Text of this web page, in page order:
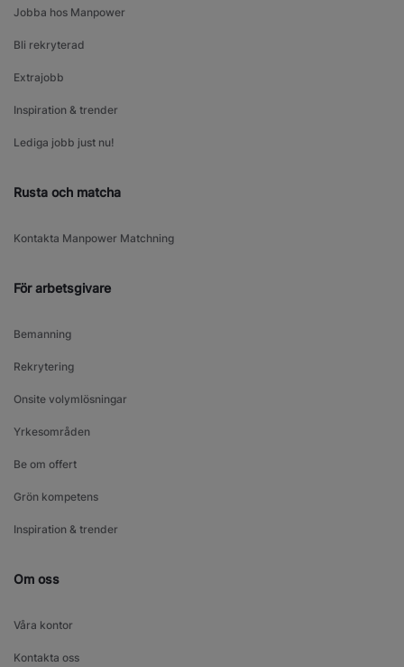
Jobba hos Manpower
Bli rekryterad
Extrajobb
Inspiration & trender
Lediga jobb just nu!
Rusta och matcha
Kontakta Manpower Matchning
För arbetsgivare
Bemanning
Rekrytering
Onsite volymlösningar
Yrkesområden
Be om offert
Grön kompetens
Inspiration & trender
Om oss
Våra kontor
Kontakta oss